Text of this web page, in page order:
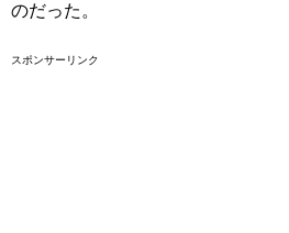
のだった。
スポンサーリンク